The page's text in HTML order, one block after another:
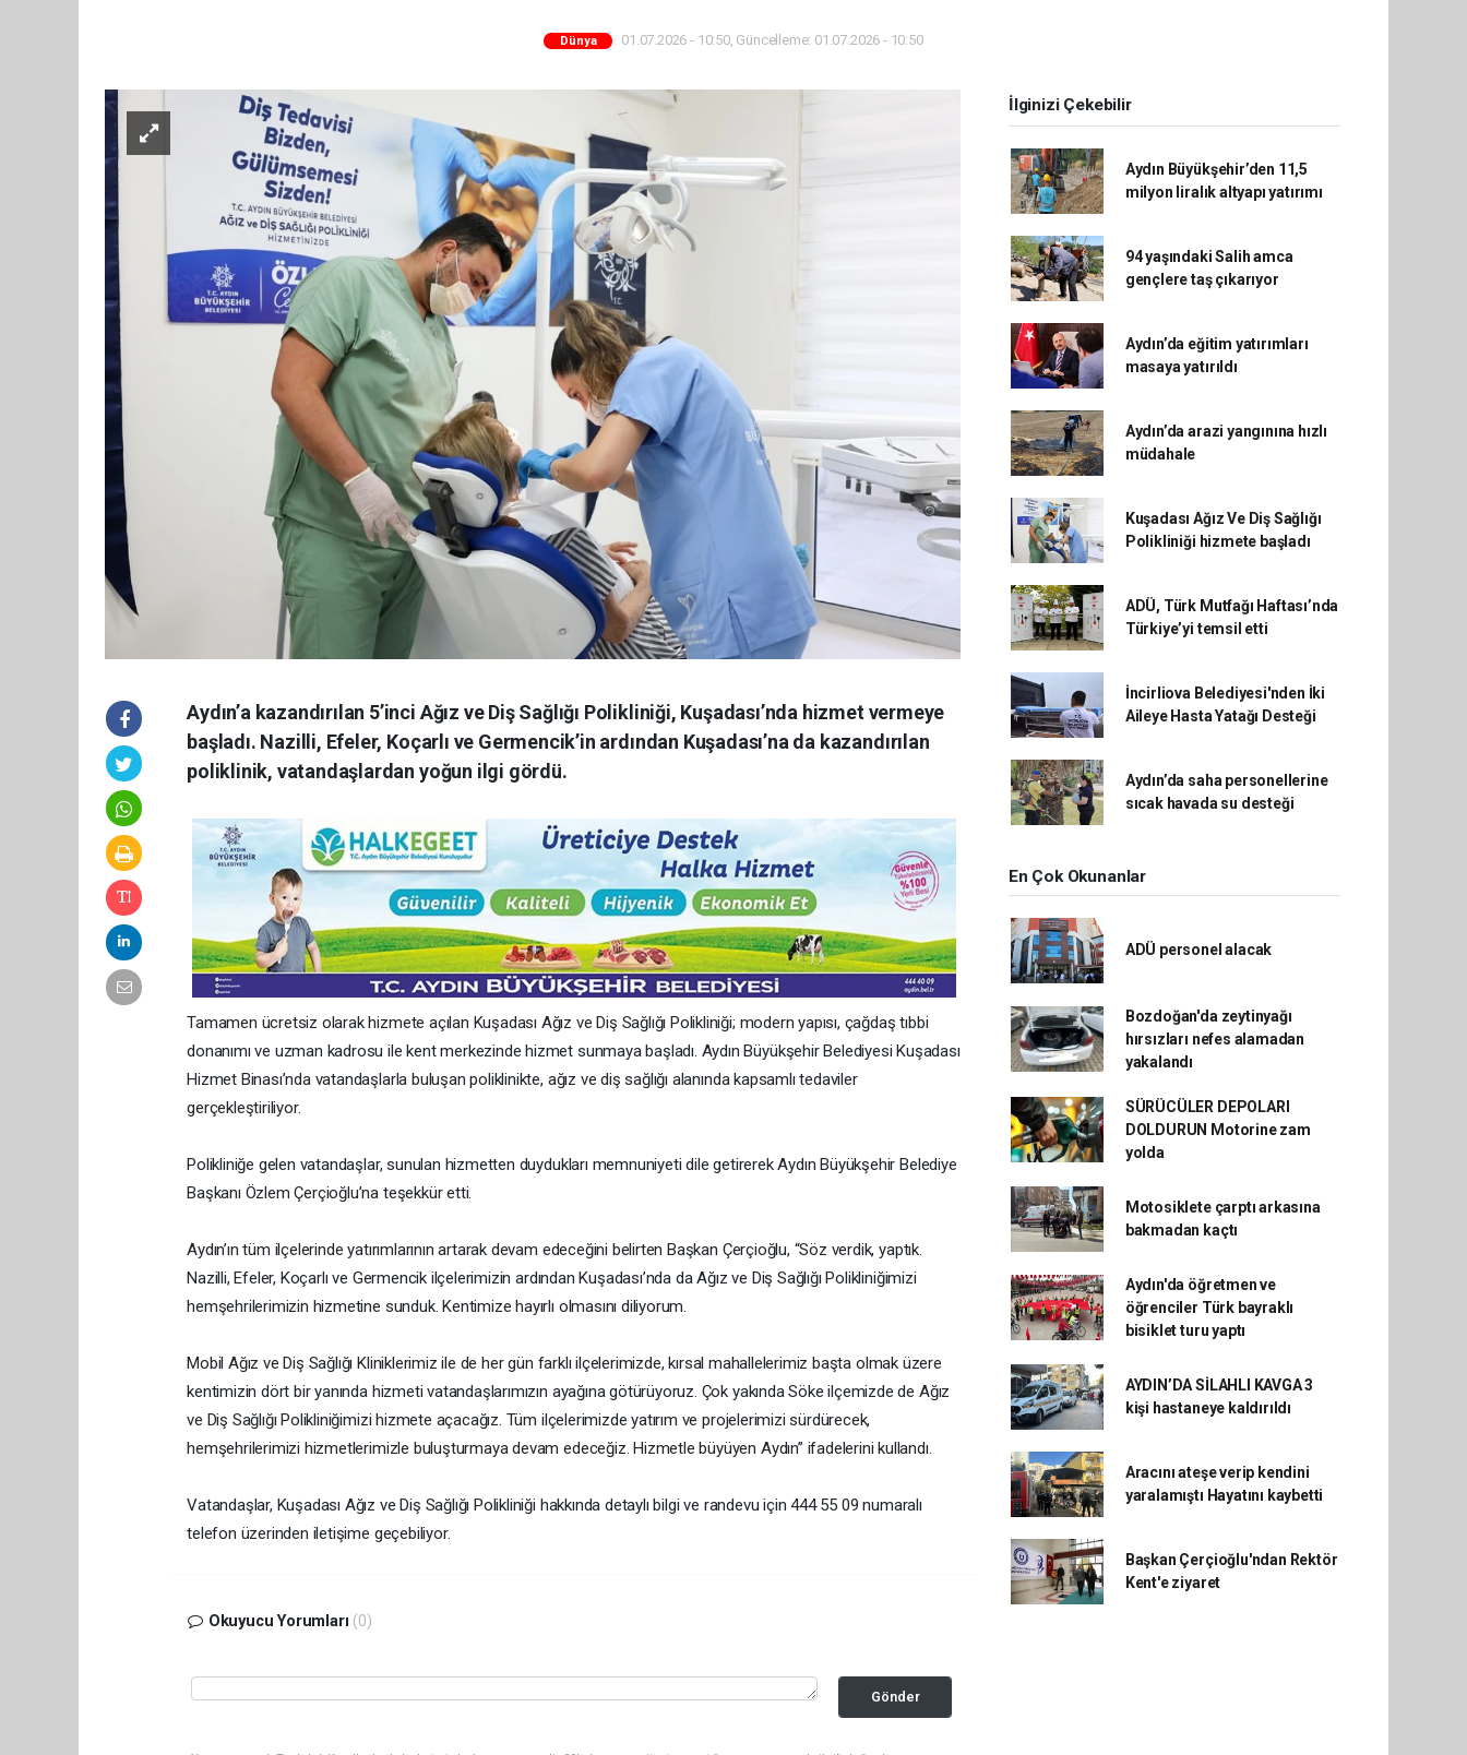
Dünya 01.07.2026 - 10:50, Güncelleme: 01.07.2026 - 10:50
Aydın’a kazandırılan 5’inci Ağız ve Diş Sağlığı Polikliniği, Kuşadası’nda hizmet vermeye
başladı. Nazilli, Efeler, Koçarlı ve Germencik’in ardından Kuşadası’na da kazandırılan
poliklinik, vatandaşlardan yoğun ilgi gördü.
Tamamen ücretsiz olarak hizmete açılan Kuşadası Ağız ve Diş Sağlığı Polikliniği; modern yapısı, çağdaş tıbbi
donanımı ve uzman kadrosu ile kent merkezinde hizmet sunmaya başladı. Aydın Büyükşehir Belediyesi Kuşadası
Hizmet Binası’nda vatandaşlarla buluşan poliklinikte, ağız ve diş sağlığı alanında kapsamlı tedaviler
gerçekleştiriliyor.
Polikliniğe gelen vatandaşlar, sunulan hizmetten duydukları memnuniyeti dile getirerek Aydın Büyükşehir Belediye
Başkanı Özlem Çerçioğlu’na teşekkür etti.
Aydın’ın tüm ilçelerinde yatırımlarının artarak devam edeceğini belirten Başkan Çerçioğlu, “Söz verdik, yaptık.
Nazilli, Efeler, Koçarlı ve Germencik ilçelerimizin ardından Kuşadası’nda da Ağız ve Diş Sağlığı Polikliniğimizi
hemşehrilerimizin hizmetine sunduk. Kentimize hayırlı olmasını diliyorum.
Mobil Ağız ve Diş Sağlığı Kliniklerimiz ile de her gün farklı ilçelerimizde, kırsal mahallelerimiz başta olmak üzere
kentimizin dört bir yanında hizmeti vatandaşlarımızın ayağına götürüyoruz. Çok yakında Söke ilçemizde de Ağız
ve Diş Sağlığı Polikliniğimizi hizmete açacağız. Tüm ilçelerimizde yatırım ve projelerimizi sürdürecek,
hemşehrilerimizi hizmetlerimizle buluşturmaya devam edeceğiz. Hizmetle büyüyen Aydın” ifadelerini kullandı.
Vatandaşlar, Kuşadası Ağız ve Diş Sağlığı Polikliniği hakkında detaylı bilgi ve randevu için 444 55 09 numaralı
telefon üzerinden iletişime geçebiliyor.
Okuyucu Yorumları (0)
Gönder
İlginizi Çekebilir
Aydın Büyükşehir’den 11,5
milyon liralık altyapı yatırımı
94 yaşındaki Salih amca
gençlere taş çıkarıyor
Aydın’da eğitim yatırımları
masaya yatırıldı
Aydın’da arazi yangınına hızlı
müdahale
Kuşadası Ağız Ve Diş Sağlığı
Polikliniği hizmete başladı
ADÜ, Türk Mutfağı Haftası’nda
Türkiye’yi temsil etti
İncirliova Belediyesi'nden İki
Aileye Hasta Yatağı Desteği
Aydın’da saha personellerine
sıcak havada su desteği
En Çok Okunanlar
ADÜ personel alacak
Bozdoğan'da zeytinyağı
hırsızları nefes alamadan
yakalandı
SÜRÜCÜLER DEPOLARI
DOLDURUN Motorine zam
yolda
Motosiklete çarptı arkasına
bakmadan kaçtı
Aydın'da öğretmen ve
öğrenciler Türk bayraklı
bisiklet turu yaptı
AYDIN’DA SİLAHLI KAVGA 3
kişi hastaneye kaldırıldı
Aracını ateşe verip kendini
yaralamıştı Hayatını kaybetti
Başkan Çerçioğlu'ndan Rektör
Kent'e ziyaret